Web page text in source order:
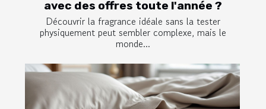
avec des offres toute l'année ?
Découvrir la fragrance idéale sans la tester
physiquement peut sembler complexe, mais le
monde...